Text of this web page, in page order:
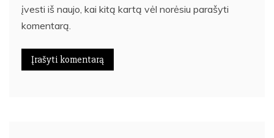
įvesti iš naujo, kai kitą kartą vėl norėsiu parašyti
komentarą.